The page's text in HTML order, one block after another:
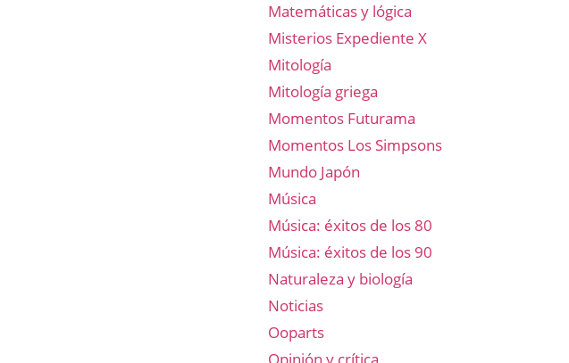
Matemáticas y lógica
Misterios Expediente X
Mitología
Mitología griega
Momentos Futurama
Momentos Los Simpsons
Mundo Japón
Música
Música: éxitos de los 80
Música: éxitos de los 90
Naturaleza y biología
Noticias
Ooparts